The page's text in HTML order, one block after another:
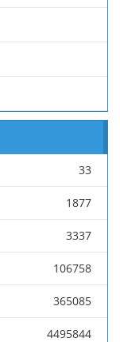
33
1877
3337
106758
365085
4495844